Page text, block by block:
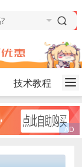
技术教程